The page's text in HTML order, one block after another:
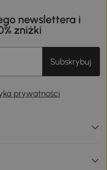
newslettera i
zniżki
Subskrybuj
prywatności